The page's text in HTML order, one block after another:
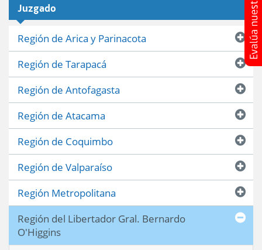
Juzgado
Región de Arica y Parinacota
Región de Tarapacá
Región de Antofagasta
Región de Atacama
Región de Coquimbo
Región de Valparaíso
Región Metropolitana
Región del Libertador Gral. Bernardo
O'Higgins